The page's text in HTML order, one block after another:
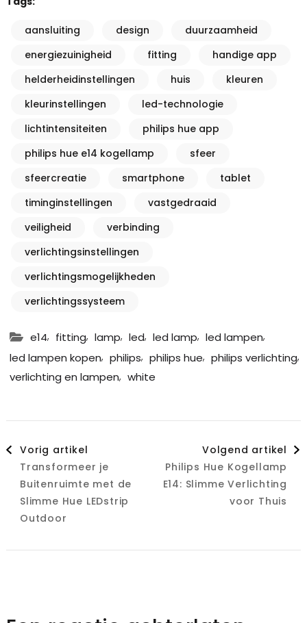
aansluiting design
duurzaamheid
energiezuinigheid
fitting
handige app
helderheidinstellingen
huis
kleuren
kleurinstellingen
led-technologie
lichtintensiteiten
philips hue app
philips hue e14 kogellamp
sfeer
sfeercreatie
smartphone
tablet
timinginstellingen
vastgedraaid
veiligheid
verbinding
verlichtingsinstellingen
verlichtingsmogelijkheden
verlichtingssysteem
e14, fitting, lamp, led, led lamp, led lampen,
led lampen kopen, philips, philips hue, philips verlichting,
verlichting en lampen, white
Berichtnavigatie
Vorig artikel
Transformeer je
Buitenruimte met de
Slimme Hue LEDstrip
Outdoor
Volgend artikel
Philips Hue Kogellamp
E14: Slimme Verlichting
voor Thuis